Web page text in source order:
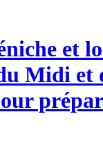
et
Midi